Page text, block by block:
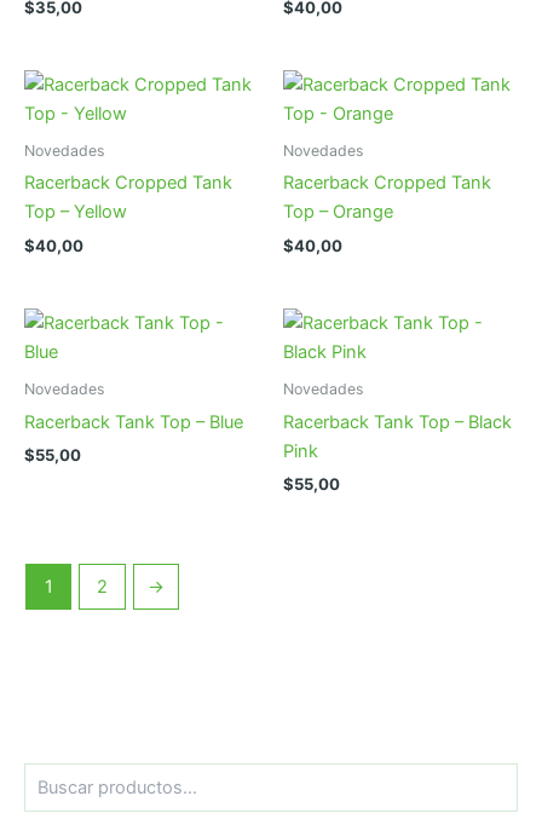
$35,00 $40,00
Novedades
Racerback Cropped Tank
Top – Yellow
$40,00
Novedades
Racerback Cropped Tank
Top – Orange
$40,00
Novedades
Racerback Tank Top – Blue
$55,00
Novedades
Racerback Tank Top – Black
Pink
$55,00
1 2 →